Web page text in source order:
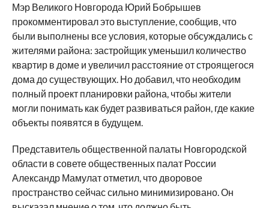
Мэр Великого Новгорода Юрий Бобрышев
прокомментировал это выступление, сообщив, что
были выполнены все условия, которые обсуждались с
жителями района: застройщик уменьшил количество
квартир в доме и увеличил расстояние от строящегося
дома до существующих. Но добавил, что необходим
полный проект планировки района, чтобы жители
могли понимать как будет развиваться район, где какие
объекты появятся в будущем.
Представитель общественной палаты Новгородской
области в совете общественных палат России
Александр Мамулат отметил, что дворовое
пространство сейчас сильно минимизировано. Он